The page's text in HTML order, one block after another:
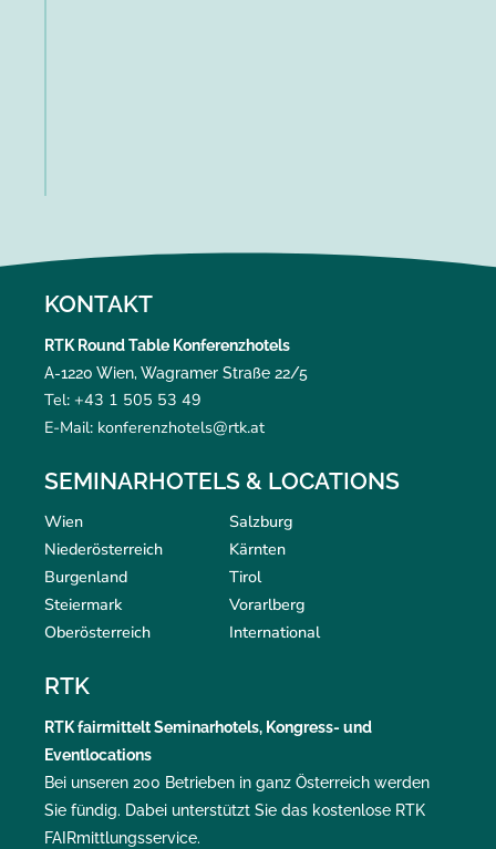
KONTAKT
RTK Round Table Konferenzhotels
A-1220 Wien, Wagramer Straße 22/5
Tel: +43 1 505 53 49
E-Mail: konferenzhotels@rtk.at
SEMINARHOTELS & LOCATIONS
Wien
Niederösterreich
Burgenland
Steiermark
Oberösterreich
Salzburg
Kärnten
Tirol
Vorarlberg
International
RTK
RTKfairmitteltSeminarhotels, Kongress- und
Eventlocations
Bei unseren 200 Betrieben in ganz Österreich werden
Sie fündig. Dabei unterstützt Sie das kostenlose RTK
FAIRmittlungsservice.